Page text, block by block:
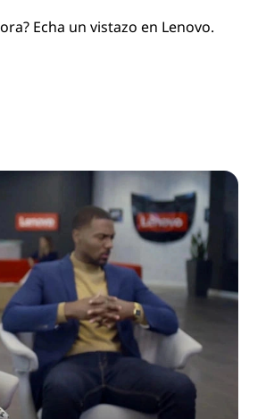
Echa un vistazo en Lenovo.